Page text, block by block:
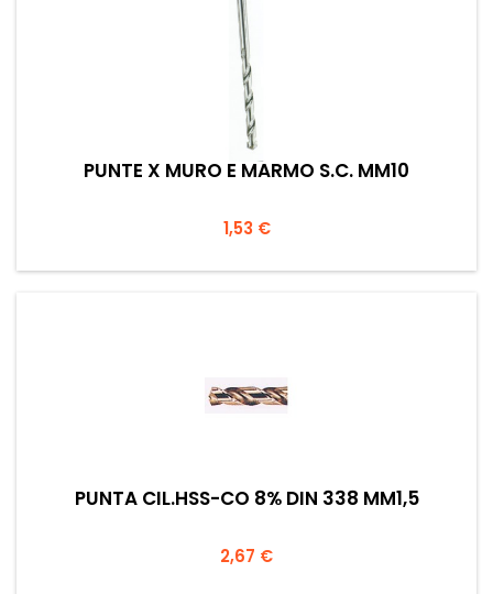
PUNTE X MURO E MARMO S.C. MM10
Prezzo
1,53 €
PUNTA CIL.HSS-CO 8% DIN 338 MM1,5
Prezzo
2,67 €